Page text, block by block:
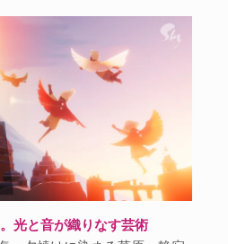
光と音が織りなす芸術